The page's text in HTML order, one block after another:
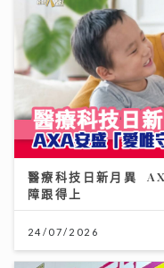
醫療科技日新月異
障跟得上
24/07/2026